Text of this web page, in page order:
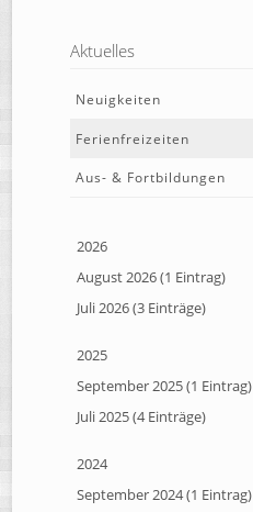
Aktuelles
Neuigkeiten
Ferienfreizeiten
Aus- & Fortbildungen
2026
August 2026 (1 Eintrag)
Juli 2026 (3 Einträge)
2025
September 2025 (1 Eintrag)
Juli 2025 (4 Einträge)
2024
September 2024 (1 Eintrag)